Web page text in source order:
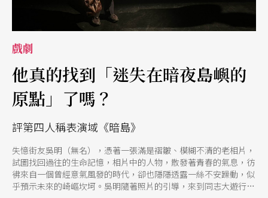
戲劇
他真的找到「迷失在暗夜島嶼的
原點」了嗎？
評第四人稱表演域《暗島》
失憶街友吳明（無名），憑著一張滿是褶皺、模糊不清的老相片，
試圖找回過往的生命記憶，相片中的人物，散發著青春的氣息，彷
彿來自一個曾經意氣風發的時代，卻也隱隱透露一絲不安躁動，似
乎預示未來的崎嶇坎坷。吳明隨著照片的引導，來到同志大遊行